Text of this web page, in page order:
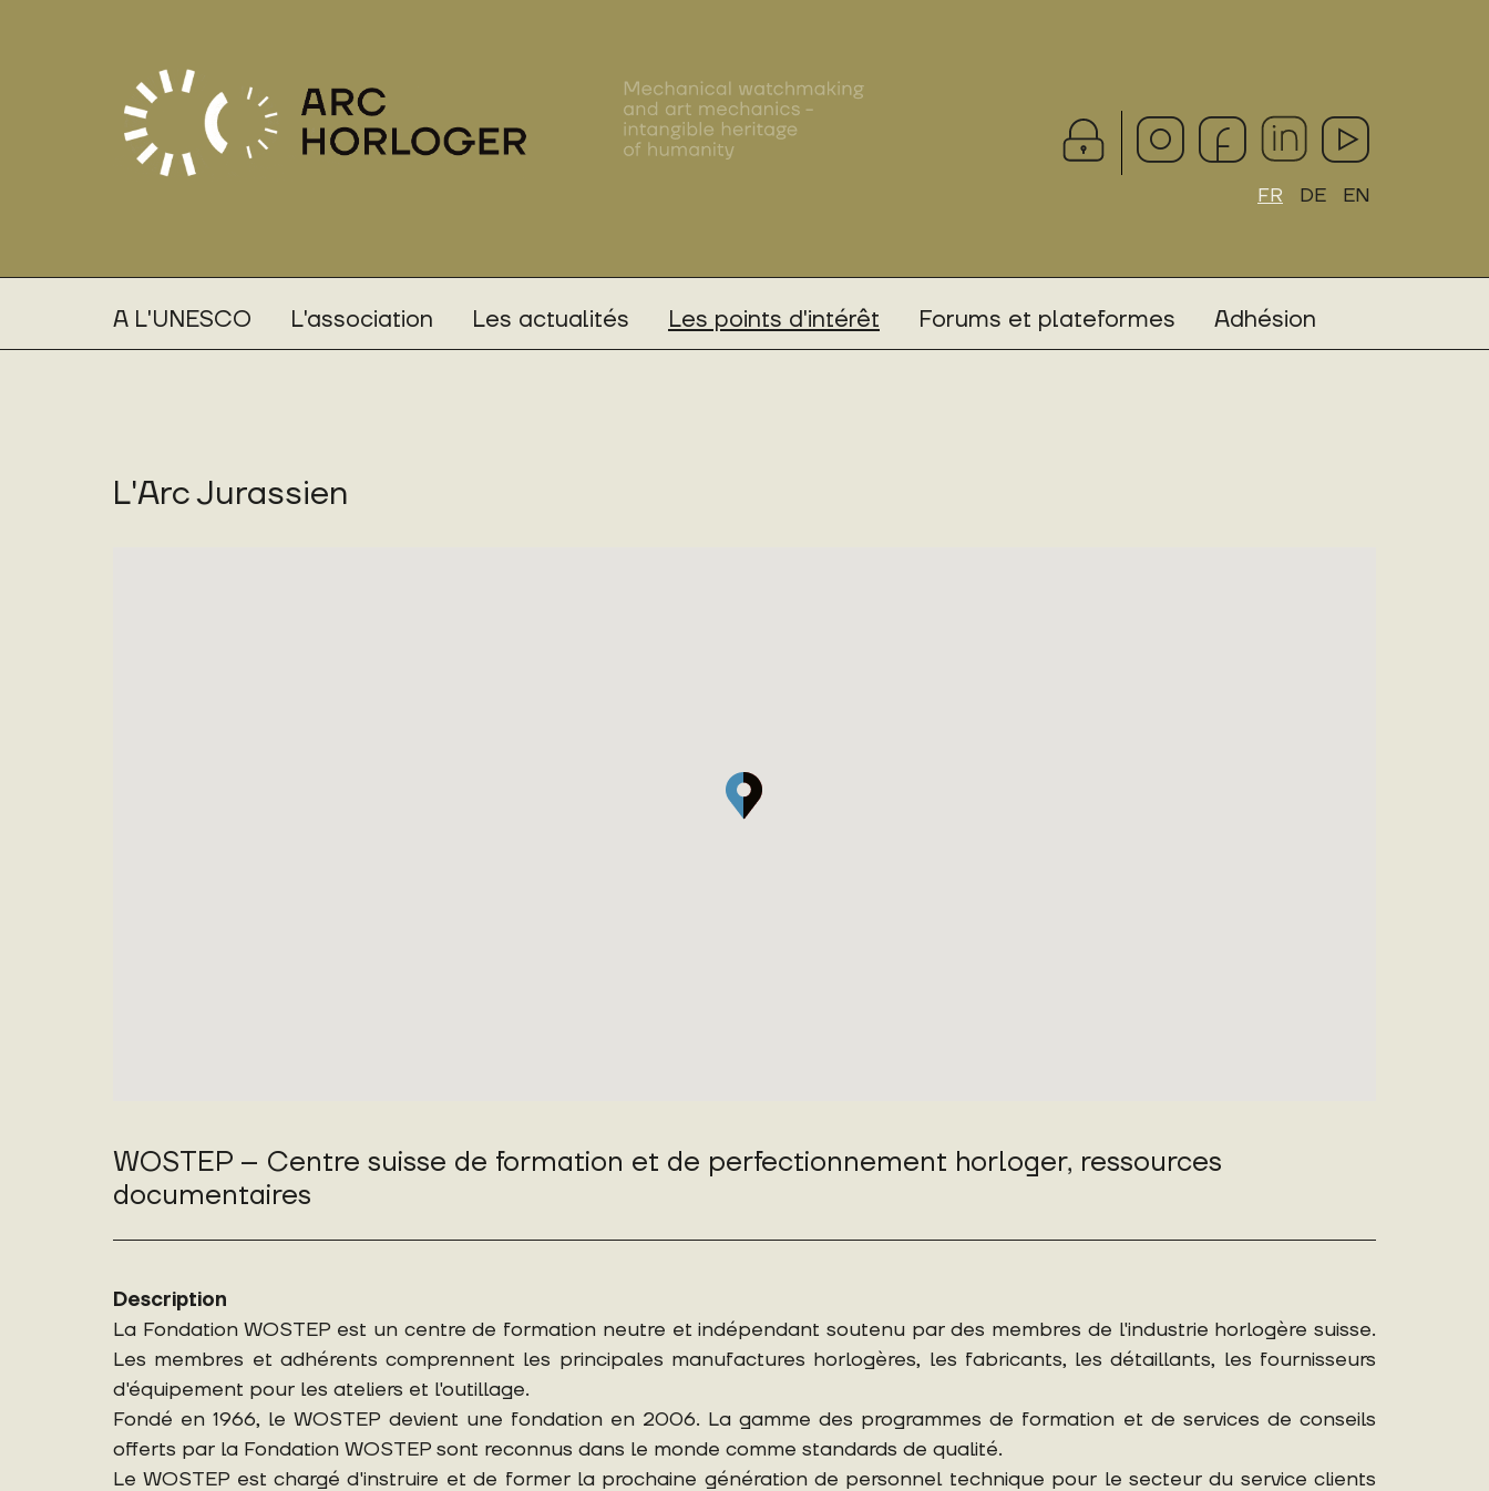
FR DE EN
A L'UNESCO L'association Les actualités Les points d'intérêt Forums et plateformes Adhésion
L'Arc Jurassien
WOSTEP – Centre suisse de formation et de perfectionnement horloger, ressources
documentaires
Description
La Fondation WOSTEP est un centre de formation neutre et indépendant soutenu par des membres de l'industrie horlogère suisse.
Les membres et adhérents comprennent les principales manufactures horlogères, les fabricants, les détaillants, les fournisseurs
d'équipement pour les ateliers et l'outillage.
Fondé en 1966, le WOSTEP devient une fondation en 2006. La gamme des programmes de formation et de services de conseils
offerts par la Fondation WOSTEP sont reconnus dans le monde comme standards de qualité.
Le WOSTEP est chargé d'instruire et de former la prochaine génération de personnel technique pour le secteur du service clients